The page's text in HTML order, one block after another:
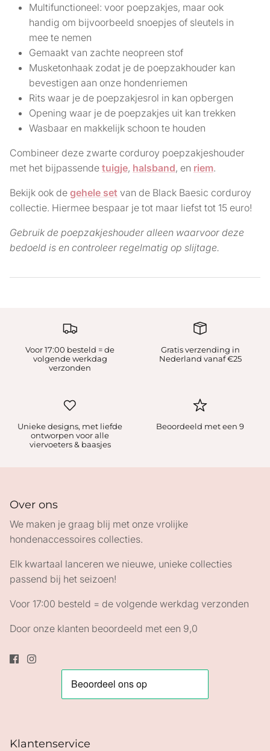
Multifunctioneel: voor poepzakjes, maar ook
handig om bijvoorbeeld snoepjes of sleutels in
mee te nemen
Gemaakt van zachte neopreen stof
Musketonhaak zodat je de poepzakhouder kan
bevestigen aan onze hondenriemen
Rits waar je de poepzakjesrol in kan opbergen
Opening waar je de poepzakjes uit kan trekken
Wasbaar en makkelijk schoon te houden
Combineer deze zwarte corduroy poepzakjeshouder
met het bijpassende tuigje, halsband, en riem.
Bekijk ook de gehele set van de Black Baesic corduroy
collectie. Hiermee bespaar je tot maar liefst tot 15 euro!
Gebruik de poepzakjeshouder alleen waarvoor deze
bedoeld is en controleer regelmatig op slijtage.
Voor 17:00 besteld = de
volgende werkdag
verzonden
Gratis verzending in
Nederland vanaf €25
Unieke designs, met liefde
ontworpen voor alle
viervoeters & baasjes
Beoordeeld met een 9
Over ons
We maken je graag blij met onze vrolijke
hondenaccessoires collecties.
Elk kwartaal lanceren we nieuwe, unieke collecties
passend bij het seizoen!
Voor 17:00 besteld = de volgende werkdag verzonden
Door onze klanten beoordeeld met een 9,0
Klantenservice